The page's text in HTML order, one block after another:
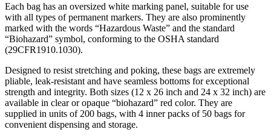
Each bag has an oversized white marking panel, suitable for use
with all types of permanent markers. They are also prominently
marked with the words “Hazardous Waste” and the standard
“Biohazard” symbol, conforming to the OSHA standard
(29CFR1910.1030).
Designed to resist stretching and poking, these bags are extremely
pliable, leak-resistant and have seamless bottoms for exceptional
strength and integrity. Both sizes (12 x 26 inch and 24 x 32 inch) are
available in clear or opaque “biohazard” red color. They are
supplied in units of 200 bags, with 4 inner packs of 50 bags for
convenient dispensing and storage.